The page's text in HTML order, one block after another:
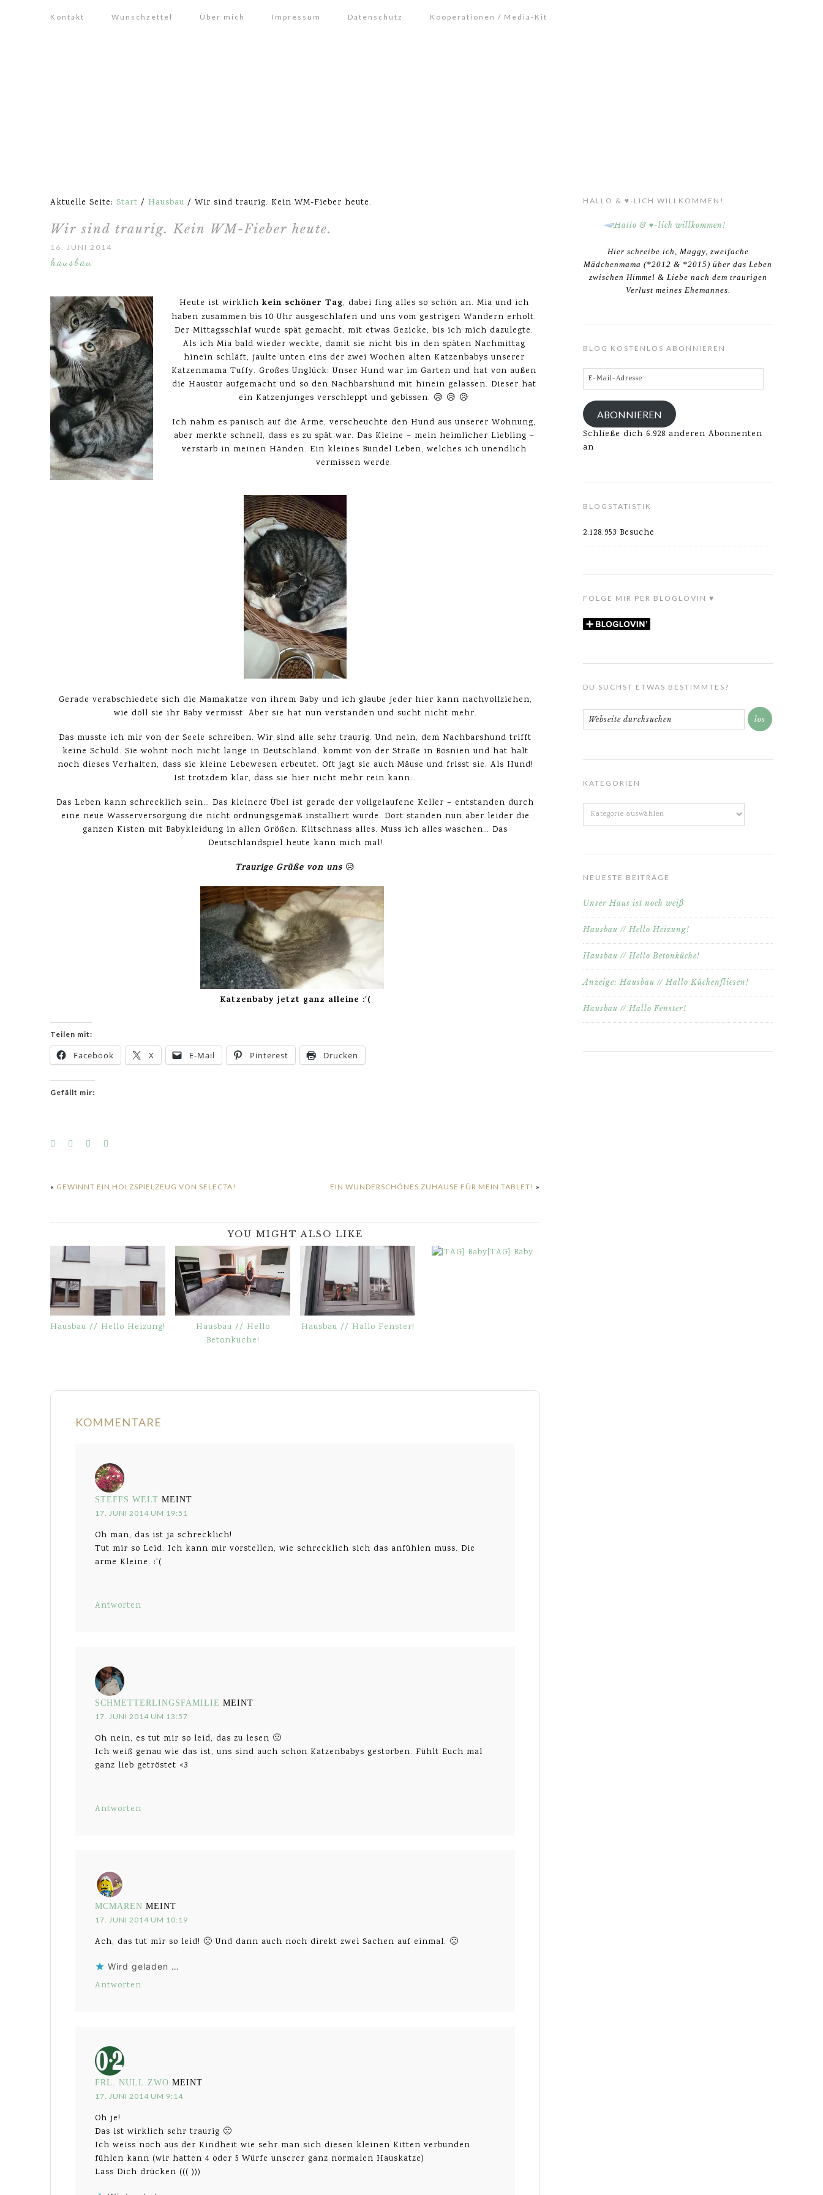
Kontakt Wunschzettel Über mich Impressum Datenschutz Kooperationen / Media-Kit
Aktuelle Seite: Start / Hausbau / Wir sind traurig. Kein WM-Fieber heute.
Wir sind traurig. Kein WM-Fieber heute.
16. JUNI 2014
hausbau
Heute ist wirklich kein schöner Tag, dabei fing alles so schön an. Mia und ich
haben zusammen bis 10 Uhr ausgeschlafen und uns vom gestrigen Wandern erholt.
Der Mittagsschlaf wurde spät gemacht, mit etwas Gezicke, bis ich mich dazulegte.
Als ich Mia bald wieder weckte, damit sie nicht bis in den späten Nachmittag
hinein schläft, jaulte unten eins der zwei Wochen alten Katzenbabys unserer
Katzenmama Tuffy. Großes Unglück: Unser Hund war im Garten und hat von außen
die Haustür aufgemacht und so den Nachbarshund mit hinein gelassen. Dieser hat
ein Katzenjunges verschleppt und gebissen. 😥 😥 😥
Ich nahm es panisch auf die Arme, verscheuchte den Hund aus unserer Wohnung,
aber merkte schnell, dass es zu spät war. Das Kleine – mein heimlicher Liebling –
verstarb in meinen Händen. Ein kleines Bündel Leben, welches ich unendlich
vermissen werde.
Gerade verabschiedete sich die Mamakatze von ihrem Baby und ich glaube jeder hier kann nachvollziehen,
wie doll sie ihr Baby vermisst. Aber sie hat nun verstanden und sucht nicht mehr.
Das musste ich mir von der Seele schreiben. Wir sind alle sehr traurig. Und nein, dem Nachbarshund trifft
keine Schuld. Sie wohnt noch nicht lange in Deutschland, kommt von der Straße in Bosnien und hat halt
noch dieses Verhalten, dass sie kleine Lebewesen erbeutet. Oft jagt sie auch Mäuse und frisst sie. Als Hund!
Ist trotzdem klar, dass sie hier nicht mehr rein kann…
Das Leben kann schrecklich sein… Das kleinere Übel ist gerade der vollgelaufene Keller – entstanden durch
eine neue Wasserversorgung die nicht ordnungsgemäß installiert wurde. Dort standen nun aber leider die
ganzen Kisten mit Babykleidung in allen Größen. Klitschnass alles. Muss ich alles waschen… Das
Deutschlandspiel heute kann mich mal!
Traurige Grüße von uns 😥
Katzenbaby jetzt ganz alleine :'(
Teilen mit:
Facebook X E-Mail Pinterest Drucken
Gefällt mir:
« GEWINNT EIN HOLZSPIELZEUG VON SELECTA! EIN WUNDERSCHÖNES ZUHAUSE FÜR MEIN TABLET! »
YOU MIGHT ALSO LIKE
Hausbau // Hello Heizung!
Hausbau // Hello
Betonküche!
Hausbau // Hallo Fenster!
[TAG] Baby
KOMMENTARE
STEFFS WELT MEINT
17. JUNI 2014 UM 19:51
Oh man, das ist ja schrecklich!
Tut mir so Leid. Ich kann mir vorstellen, wie schrecklich sich das anfühlen muss. Die
arme Kleine. :'(
Antworten
SCHMETTERLINGSFAMILIE MEINT
17. JUNI 2014 UM 13:57
Oh nein, es tut mir so leid, das zu lesen 🙁
Ich weiß genau wie das ist, uns sind auch schon Katzenbabys gestorben. Fühlt Euch mal
ganz lieb getröstet <3
Antworten
MCMAREN MEINT
17. JUNI 2014 UM 10:19
Ach, das tut mir so leid! 🙁 Und dann auch noch direkt zwei Sachen auf einmal. 🙁
Wird geladen …
Antworten
FRL. NULL.ZWO MEINT
17. JUNI 2014 UM 9:14
Oh je!
Das ist wirklich sehr traurig 🙁
Ich weiss noch aus der Kindheit wie sehr man sich diesen kleinen Kitten verbunden
fühlen kann (wir hatten 4 oder 5 Würfe unserer ganz normalen Hauskatze)
Lass Dich drücken ((( )))
HALLO & ♥-LICH WILLKOMMEN!
Hier schreibe ich, Maggy, zweifache
Mädchenmama (*2012 & *2015) über das Leben
zwischen Himmel & Liebe nach dem traurigen
Verlust meines Ehemannes.
BLOG KOSTENLOS ABONNIEREN
E-
Mail-
Adresse
ABONNIEREN
Schließe dich 6.928 anderen Abonnenten
an
BLOGSTATISTIK
2.128.953 Besuche
FOLGE MIR PER BLOGLOVIN ♥
DU SUCHST ETWAS BESTIMMTES?
KATEGORIEN
Kategorien
NEUESTE BEITRÄGE
Unser Haus ist noch weiß
Hausbau // Hello Heizung!
Hausbau // Hello Betonküche!
Anzeige: Hausbau // Hallo Küchenfliesen!
Hausbau // Hallo Fenster!